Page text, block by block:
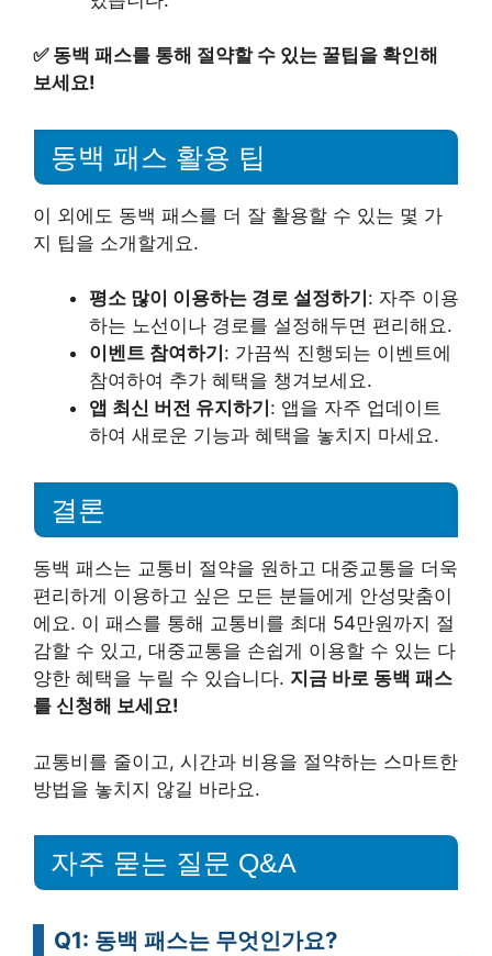
✅ 동백 패스를 통해 절약할 수 있는 꿀팁을 확인해
보세요!
동백 패스 활용 팁
이 외에도 동백 패스를 더 잘 활용할 수 있는 몇 가
지 팁을 소개할게요.
평소 많이 이용하는 경로 설정하기 : 자주 이용
하는 노선이나 경로를 설정해두면 편리해요.
이벤트 참여하기 : 가끔씩 진행되는 이벤트에
참여하여 추가 혜택을 챙겨보세요.
앱 최신 버전 유지하기 : 앱을 자주 업데이트
하여 새로운 기능과 혜택을 놓치지 마세요.
결론
동백 패스는 교통비 절약을 원하고 대중교통을 더욱
편리하게 이용하고 싶은 모든 분들에게 안성맞춤이
에요. 이 패스를 통해 교통비를 최대 54만원까지 절
감할 수 있고, 대중교통을 손쉽게 이용할 수 있는 다
양한 혜택을 누릴 수 있습니다. 지금 바로 동백 패스
를 신청해 보세요!
교통비를 줄이고, 시간과 비용을 절약하는 스마트한
방법을 놓치지 않길 바라요.
자주 묻는 질문 Q&A
Q1: 동백 패스는 무엇인가요?